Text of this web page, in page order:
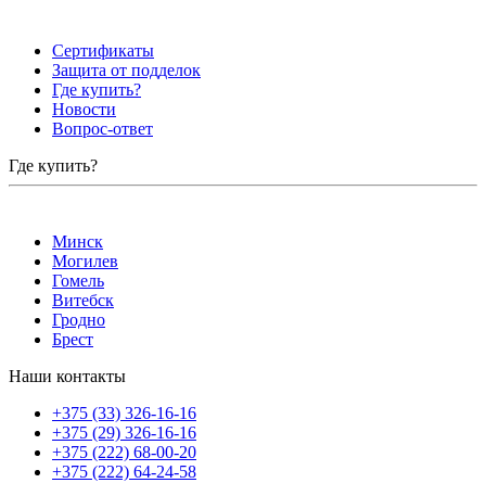
Сертификаты
Защита от подделок
Где купить?
Новости
Вопрос-ответ
Где купить?
Минск
Могилев
Гомель
Витебск
Гродно
Брест
Наши контакты
+375 (33) 326-16-16
+375 (29) 326-16-16
+375 (222) 68-00-20
+375 (222) 64-24-58